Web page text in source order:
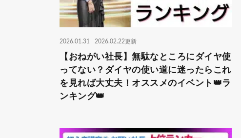
2026.01.31 2026.02.22更新
【おねがい社長】無駄なところにダイヤ使
ってない？ダイヤの使い道に迷ったらこれ
を見れば大丈夫！オススメのイベント👑ラ
ンキング👑